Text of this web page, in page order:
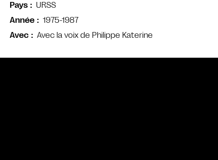
Avec Avec la voix de Philippe Katerine
Pays
URSS
Année
1975-1987